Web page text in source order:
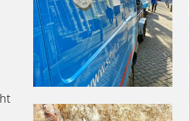
Amsterdam
(1)
(foto
website)
10210317